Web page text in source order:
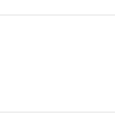
会社概要